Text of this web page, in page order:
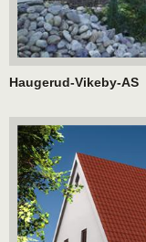
Haugerud-Vikeby-AS